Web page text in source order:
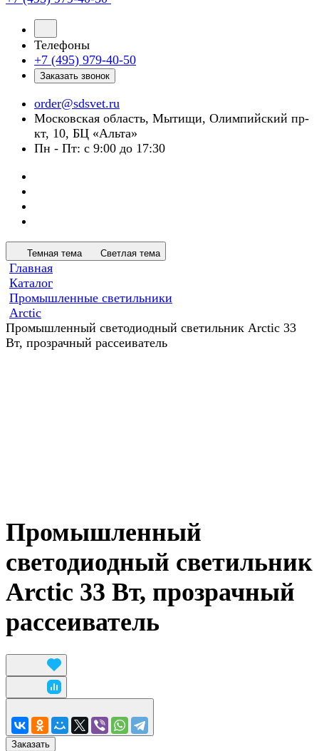
Телефоны
+7 (495) 979-40-50
Заказать звонок
order@sdsvet.ru
Московская область, Мытищи, Олимпийский пр-
кт, 10, БЦ «Альта»
Пн - Пт: с 9:00 до 17:30
Темная тема Светлая тема
Главная
Каталог
Промышленные светильники
Arctic
Промышленный светодиодный светильник Arctic 33
Вт, прозрачный рассеиватель
Промышленный
светодиодный светильник
Arctic 33 Вт, прозрачный
рассеиватель
Заказать